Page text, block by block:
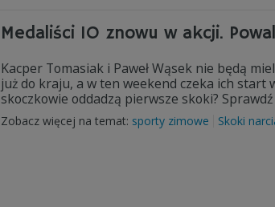
Medaliści IO znowu w akcji.
Kacper Tomasiak i Paweł Wąsek nie będą
już do kraju, a w ten weekend czeka ich start
skoczkowie oddadzą pierwsze skoki?
Zobacz więcej na temat: sporty zimowe Skoki